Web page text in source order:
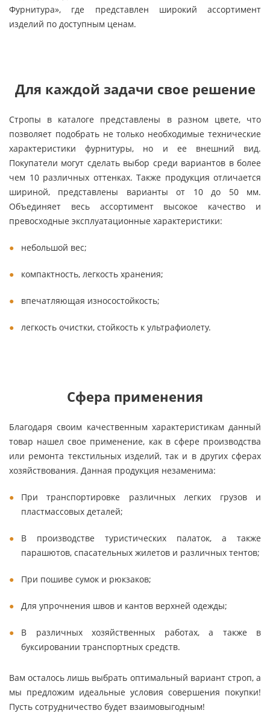
Фурнитура», где представлен широкий ассортимент
изделий по доступным ценам.
Для каждой задачи свое решение
Стропы в каталоге представлены в разном цвете, что
позволяет подобрать не только необходимые технические
характеристики фурнитуры, но и ее внешний вид.
Покупатели могут сделать выбор среди вариантов в более
чем 10 различных оттенках. Также продукция отличается
шириной, представлены варианты от 10 до 50 мм.
Объединяет весь ассортимент высокое качество и
превосходные эксплуатационные характеристики:
небольшой вес;
компактность, легкость хранения;
впечатляющая износостойкость;
легкость очистки, стойкость к ультрафиолету.
Сфера применения
Благодаря своим качественным характеристикам данный
товар нашел свое применение, как в сфере производства
или ремонта текстильных изделий, так и в других сферах
хозяйствования. Данная продукция незаменима:
При транспортировке различных легких грузов и
пластмассовых деталей;
В производстве туристических палаток, а также
парашютов, спасательных жилетов и различных тентов;
При пошиве сумок и рюкзаков;
Для упрочнения швов и кантов верхней одежды;
В различных хозяйственных работах, а также в
буксировании транспортных средств.
Вам осталось лишь выбрать оптимальный вариант строп, а
мы предложим идеальные условия совершения покупки!
Пусть сотрудничество будет взаимовыгодным!